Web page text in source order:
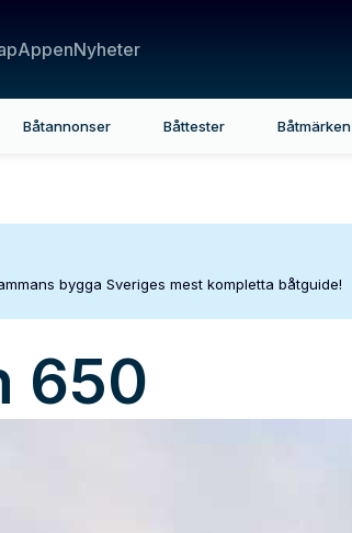
AppenNyheter
Båtannonser Båttester Båtmärken
bygga Sveriges mest kompletta båtguide!
650